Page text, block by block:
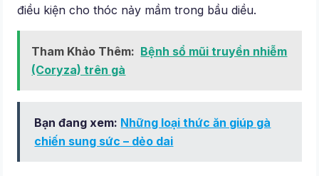
điều kiện cho thóc nảy mầm trong bầu diều.
Tham Khảo Thêm: Bệnh sổ mũi truyền nhiễm
(Coryza) trên gà
Bạn đang xem: Những loại thức ăn giúp gà
chiến sung sức – dẻo dai